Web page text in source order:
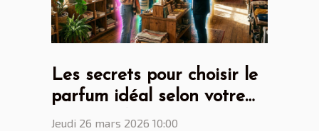
Les secrets pour choisir le
parfum idéal selon votre
personnalité
Jeudi 26 mars 2026 10:00